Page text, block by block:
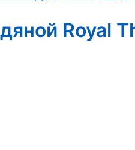
Royal